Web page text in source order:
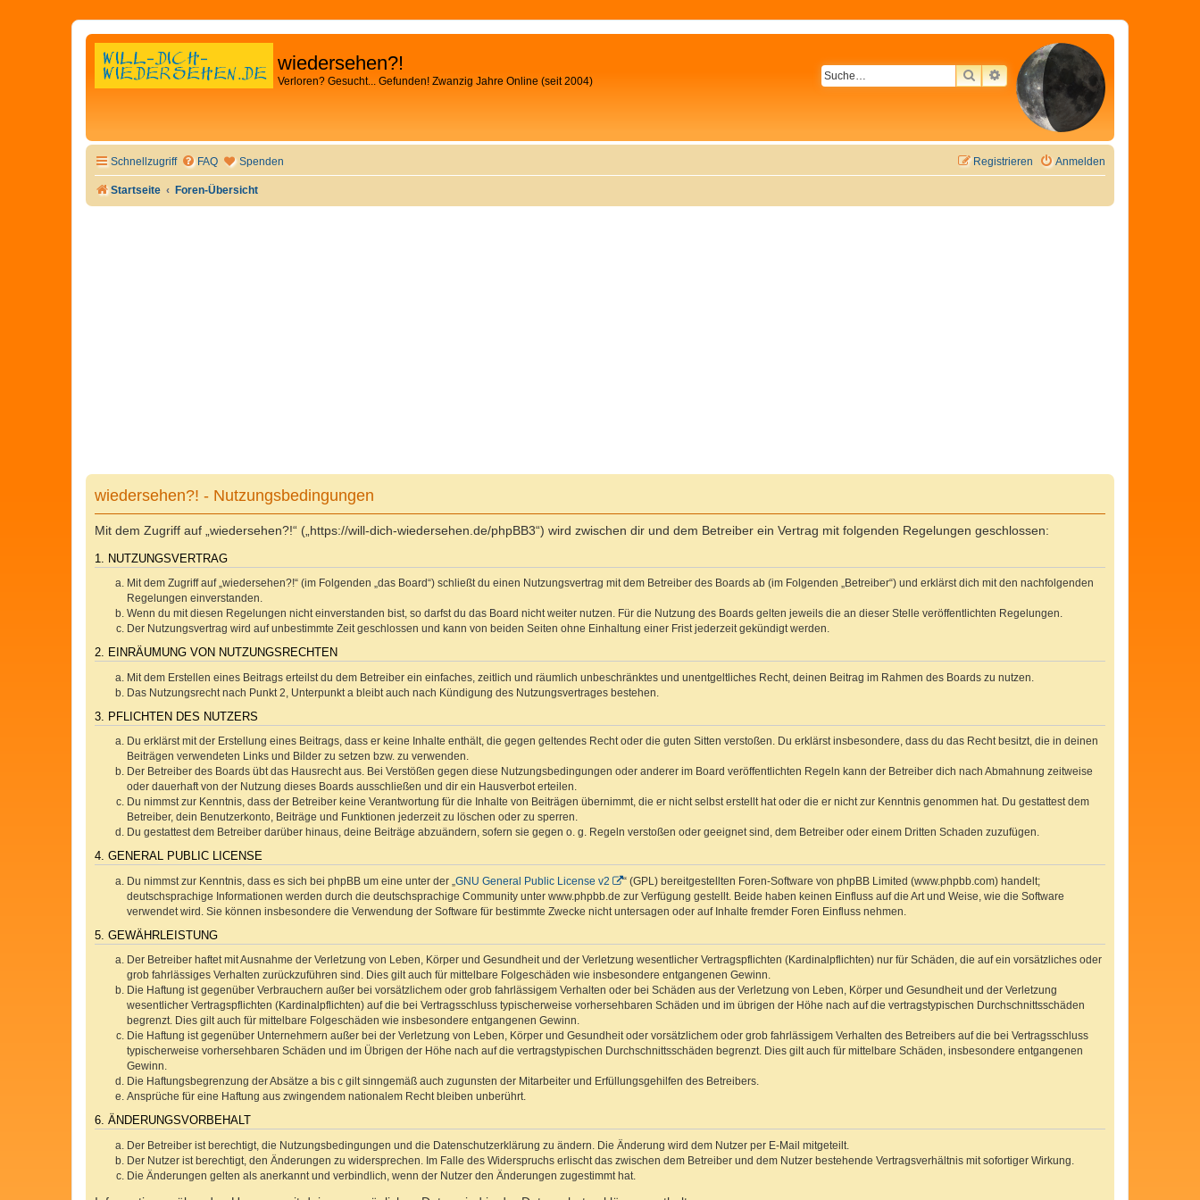
wiedersehen?!
Verloren? Gesucht... Gefunden! Zwanzig Jahre Online (seit 2004) SUCHEERWEITERTE SUCHE
Schnellzugriff FAQ Spenden Anmelden
Registrieren
Startseite Foren-Übersicht
wiedersehen?! - Nutzungsbedingungen
Mit dem Zugriff auf „wiedersehen?!“ („https://will-dich-wiedersehen.de/phpBB3“) wird zwischen dir und dem Betreiber ein Vertrag mit folgenden Regelungen geschlossen:
1. NUTZUNGSVERTRAG
Mit dem Zugriff auf „wiedersehen?!“ (im Folgenden „das Board“) schließt du einen Nutzungsvertrag mit dem Betreiber des Boards ab (im Folgenden „Betreiber“) und erklärst dich mit den nachfolgenden
Regelungen einverstanden.
Wenn du mit diesen Regelungen nicht einverstanden bist, so darfst du das Board nicht weiter nutzen. Für die Nutzung des Boards gelten jeweils die an dieser Stelle veröffentlichten Regelungen.
Der Nutzungsvertrag wird auf unbestimmte Zeit geschlossen und kann von beiden Seiten ohne Einhaltung einer Frist jederzeit gekündigt werden.
2. EINRÄUMUNG VON NUTZUNGSRECHTEN
Mit dem Erstellen eines Beitrags erteilst du dem Betreiber ein einfaches, zeitlich und räumlich unbeschränktes und unentgeltliches Recht, deinen Beitrag im Rahmen des Boards zu nutzen.
Das Nutzungsrecht nach Punkt 2, Unterpunkt a bleibt auch nach Kündigung des Nutzungsvertrages bestehen.
3. PFLICHTEN DES NUTZERS
Du erklärst mit der Erstellung eines Beitrags, dass er keine Inhalte enthält, die gegen geltendes Recht oder die guten Sitten verstoßen. Du erklärst insbesondere, dass du das Recht besitzt, die in deinen
Beiträgen verwendeten Links und Bilder zu setzen bzw. zu verwenden.
Der Betreiber des Boards übt das Hausrecht aus. Bei Verstößen gegen diese Nutzungsbedingungen oder anderer im Board veröffentlichten Regeln kann der Betreiber dich nach Abmahnung zeitweise
oder dauerhaft von der Nutzung dieses Boards ausschließen und dir ein Hausverbot erteilen.
Du nimmst zur Kenntnis, dass der Betreiber keine Verantwortung für die Inhalte von Beiträgen übernimmt, die er nicht selbst erstellt hat oder die er nicht zur Kenntnis genommen hat. Du gestattest dem
Betreiber, dein Benutzerkonto, Beiträge und Funktionen jederzeit zu löschen oder zu sperren.
Du gestattest dem Betreiber darüber hinaus, deine Beiträge abzuändern, sofern sie gegen o. g. Regeln verstoßen oder geeignet sind, dem Betreiber oder einem Dritten Schaden zuzufügen.
4. GENERAL PUBLIC LICENSE
Du nimmst zur Kenntnis, dass es sich bei phpBB um eine unter der „ GNU General Public License v2
“ (GPL) bereitgestellten Foren-Software von phpBB Limited (www.phpbb.com) handelt;
deutschsprachige Informationen werden durch die deutschsprachige Community unter www.phpbb.de zur Verfügung gestellt. Beide haben keinen Einfluss auf die Art und Weise, wie die Software
verwendet wird. Sie können insbesondere die Verwendung der Software für bestimmte Zwecke nicht untersagen oder auf Inhalte fremder Foren Einfluss nehmen.
5. GEWÄHRLEISTUNG
Der Betreiber haftet mit Ausnahme der Verletzung von Leben, Körper und Gesundheit und der Verletzung wesentlicher Vertragspflichten (Kardinalpflichten) nur für Schäden, die auf ein vorsätzliches oder
grob fahrlässiges Verhalten zurückzuführen sind. Dies gilt auch für mittelbare Folgeschäden wie insbesondere entgangenen Gewinn.
Die Haftung ist gegenüber Verbrauchern außer bei vorsätzlichem oder grob fahrlässigem Verhalten oder bei Schäden aus der Verletzung von Leben, Körper und Gesundheit und der Verletzung
wesentlicher Vertragspflichten (Kardinalpflichten) auf die bei Vertragsschluss typischerweise vorhersehbaren Schäden und im übrigen der Höhe nach auf die vertragstypischen Durchschnittsschäden
begrenzt. Dies gilt auch für mittelbare Folgeschäden wie insbesondere entgangenen Gewinn.
Die Haftung ist gegenüber Unternehmern außer bei der Verletzung von Leben, Körper und Gesundheit oder vorsätzlichem oder grob fahrlässigem Verhalten des Betreibers auf die bei Vertragsschluss
typischerweise vorhersehbaren Schäden und im Übrigen der Höhe nach auf die vertragstypischen Durchschnittsschäden begrenzt. Dies gilt auch für mittelbare Schäden, insbesondere entgangenen
Gewinn.
Die Haftungsbegrenzung der Absätze a bis c gilt sinngemäß auch zugunsten der Mitarbeiter und Erfüllungsgehilfen des Betreibers.
Ansprüche für eine Haftung aus zwingendem nationalem Recht bleiben unberührt.
6. ÄNDERUNGSVORBEHALT
Der Betreiber ist berechtigt, die Nutzungsbedingungen und die Datenschutzerklärung zu ändern. Die Änderung wird dem Nutzer per E-Mail mitgeteilt.
Der Nutzer ist berechtigt, den Änderungen zu widersprechen. Im Falle des Widerspruchs erlischt das zwischen dem Betreiber und dem Nutzer bestehende Vertragsverhältnis mit sofortiger Wirkung.
Die Änderungen gelten als anerkannt und verbindlich, wenn der Nutzer den Änderungen zugestimmt hat.